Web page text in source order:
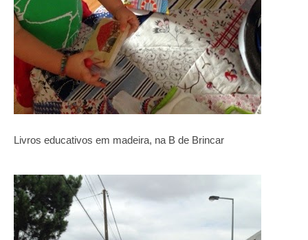
Livros educativos em madeira, na B de Brincar